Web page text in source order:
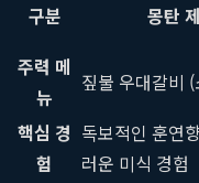
구분
몽탄
주력 메
뉴
짚불 우대갈비
핵심 경
험
독보적인 훈연
러운 미식 경험